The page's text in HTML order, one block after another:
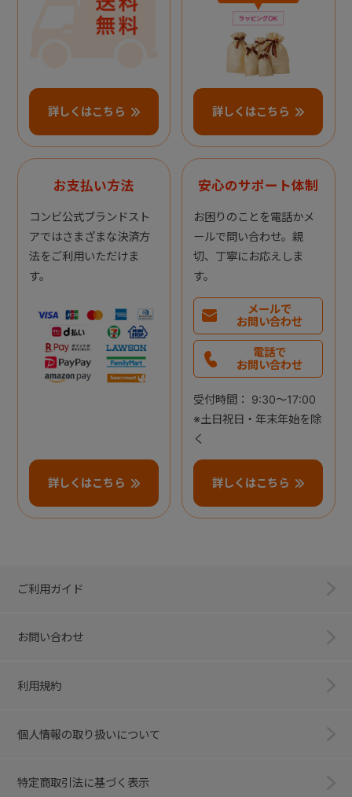
詳しくはこちら 詳しくはこちら
お支払い方法
コンビ公式ブランドスト
アではさまざまな決済方
法をご利用いただけま
す。
詳しくはこちら
安心のサポート体制
お困りのことを電話かメ
ールで問い合わせ。親
切、丁寧にお応えしま
す。
メールで
お問い合わせ
電話で
お問い合わせ
受付時間： 9:30～17:00
※土日祝日・年末年始を除
く
詳しくはこちら
ご利用ガイド
お問い合わせ
利用規約
個人情報の取り扱いについて
特定商取引法に基づく表示